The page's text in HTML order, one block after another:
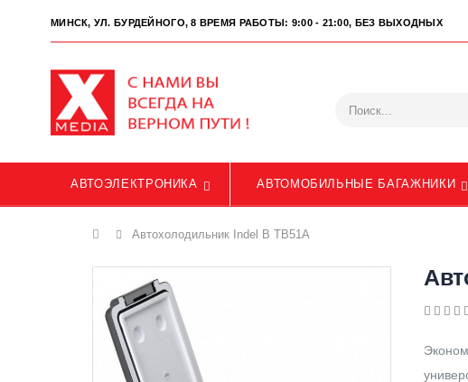
МИНСК, УЛ. БУРДЕЙНОГО, 8 ВРЕМЯ РАБОТЫ: 9:00 - 21:00, БЕЗ ВЫХОДНЫХ
АВТОЭЛЕКТРОНИКА АВТОМОБИЛЬНЫЕ БАГАЖНИКИ
Главная
Автохолодильник Indel B TB51A